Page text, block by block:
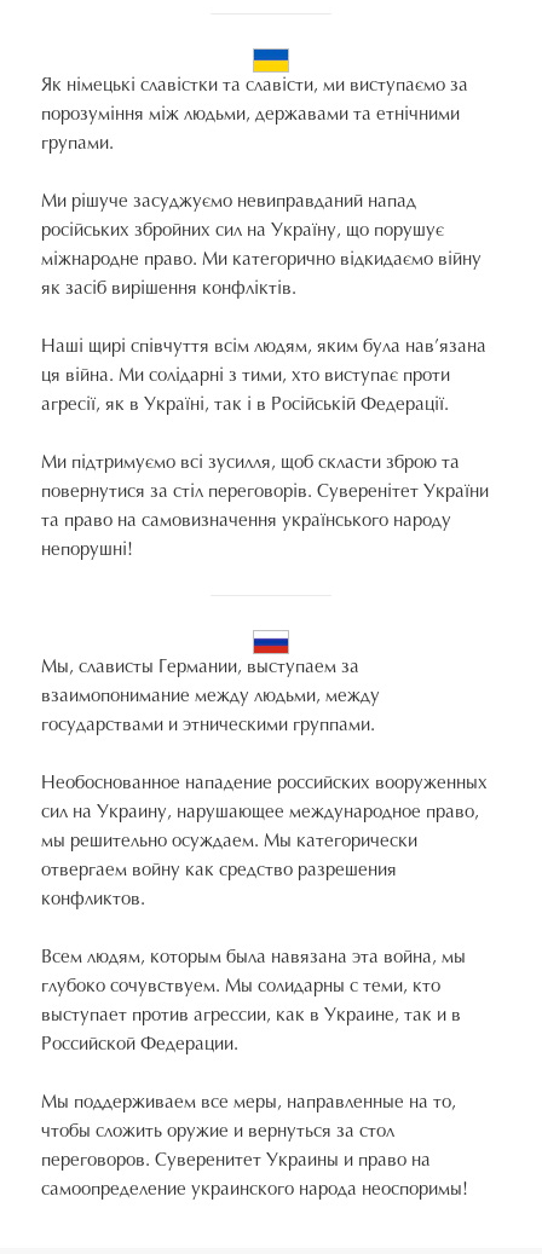
Як німецькі славістки та славісти, ми виступаємо за
порозуміння між людьми, державами та етнічними
групами.
Ми рішуче засуджуємо невиправданий напад
російських збройних сил на Україну, що порушує
міжнародне право. Ми категорично відкидаємо війну
як засіб вирішення конфліктів.
Наші щирі співчуття всім людям, яким була нав’язана
ця війна. Ми солідарні з тими, хто виступає проти
агресії, як в Україні, так і в Російській Федерації.
Ми підтримуємо всі зусилля, щоб скласти зброю та
повернутися за стіл переговорів. Суверенітет України
та право на самовизначення українського народу
непорушні!
Мы, слависты Германии, выступаем за
взаимопонимание между людьми, между
государствами и этническими группами.
Необоснованное нападение российских вооруженных
сил на Украину, нарушающее международное право,
мы решительно осуждаем. Мы категорически
отвергаем войну как средство разрешения
конфликтов.
Всем людям, которым была навязана эта война, мы
глубоко сочувствуем. Мы солидарны с теми, кто
выступает против агрессии, как в Украине, так и в
Российской Федерации.
Мы поддерживаем все меры, направленные на то,
чтобы сложить оружие и вернуться за стол
переговоров. Суверенитет Украины и право на
самоопределение украинского народа неоспоримы!